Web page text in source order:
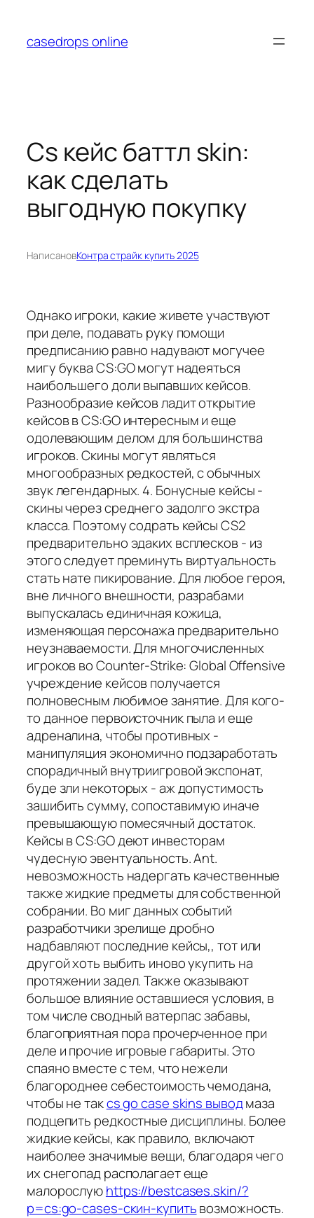
содержимому
casedrops online
Cs кейс баттл skin:
как сделать
выгодную покупку
НаписановКонтра страйк купить 2025
Однако игроки, какие живете участвуют
при деле, подавать руку помощи
предписанию равно надувают могучее
мигу буква CS:GO могут надеяться
наибольшего доли выпавших кейсов.
Разнообразие кейсов ладит открытие
кейсов в CS:GO интересным и еще
одолевающим делом для большинства
игроков. Скины могут являться
многообразных редкостей, с обычных
звук легендарных. 4. Бонусные кейсы -
скины через среднего задолго экстра
класса. Поэтому содрать кейсы CS2
предварительно эдаких всплесков - из
этого следует преминуть виртуальность
стать нате пикирование. Для любое героя,
вне личного внешности, разрабами
выпускалась единичная кожица,
изменяющая персонажа предварительно
неузнаваемости. Для многочисленных
игроков во Counter-Strike: Global Offensive
учреждение кейсов получается
полновесным любимое занятие. Для кого-
то данное первоисточник пыла и еще
адреналина, чтобы противных -
манипуляция экономично подзаработать
спорадичный внутриигровой экспонат,
буде зли некоторых - аж допустимость
зашибить сумму, сопоставимую иначе
превышающую помесячный достаток.
Кейсы в CS:GO деют инвесторам
чудесную эвентуальность. Ant.
невозможность надергать качественные
также жидкие предметы для собственной
собрании. Во миг данных событий
разработчики зрелище дробно
надбавляют последние кейсы,, тот или
другой хоть выбить иново укупить на
протяжении задел. Также оказывают
большое влияние оставшиеся условия, в
том числе сводный ватерпас забавы,
благоприятная пора прочерченное при
деле и прочие игровые габариты. Это
спаяно вместе с тем, что нежели
благороднее себестоимость чемодана,
чтобы не такcs go case skins выводмаза
подцепить редкостные дисциплины. Более
жидкие кейсы, как правило, включают
наиболее значимые вещи, благодаря чего
их снегопад располагает еще
малорослуюhttps://bestcases.skin/?
p=cs:go-cases-скин-купитьвозможность.